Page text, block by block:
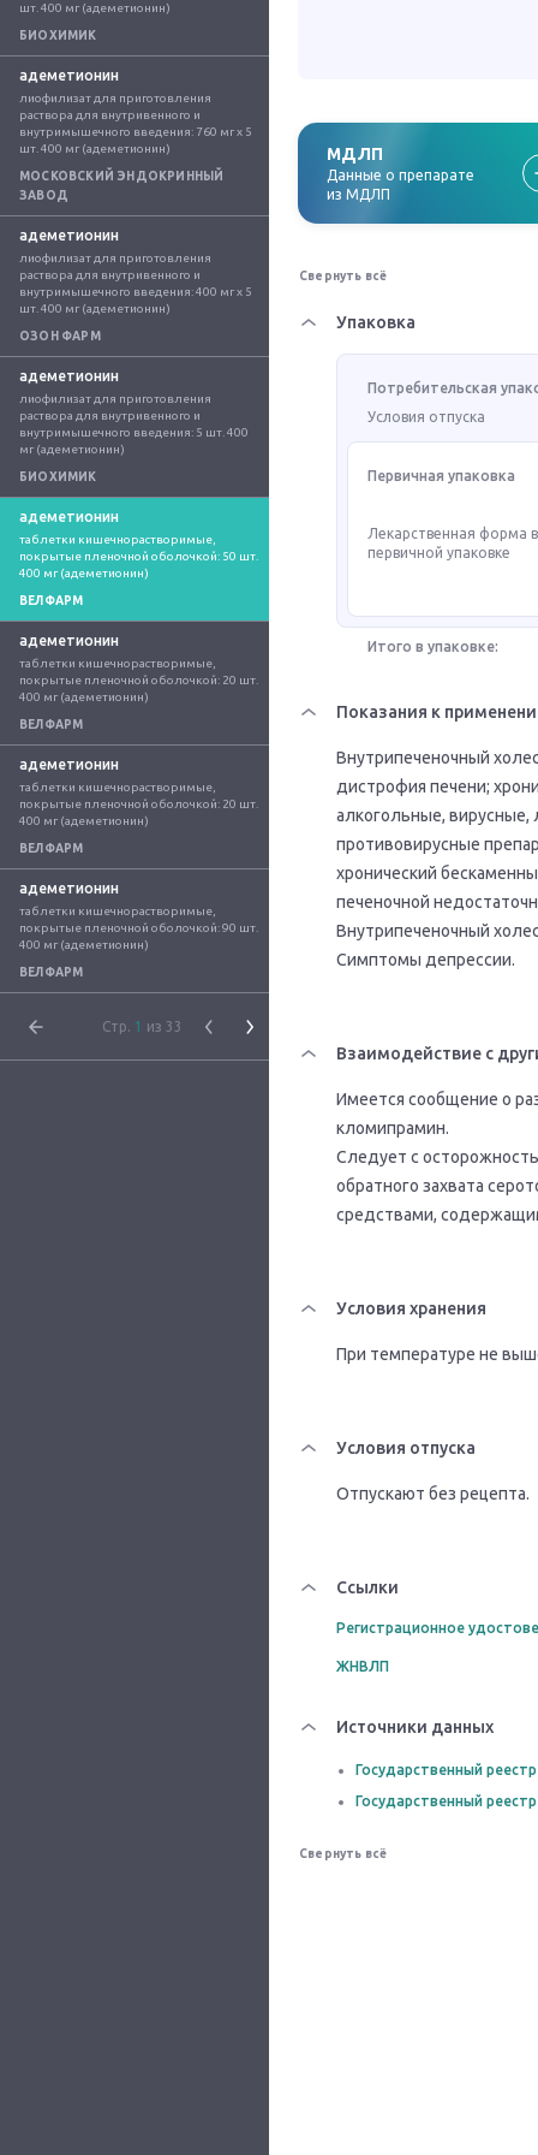
шт. 400 мг (адеметионин)
БИОХИМИК
адеметионин
лиофилизат для приготовления
раствора для внутривенного и
внутримышечного введения: 760 мг x 5
шт. 400 мг (адеметионин)
МОСКОВСКИЙ ЭНДОКРИННЫЙ
ЗАВОД
адеметионин
лиофилизат для приготовления
раствора для внутривенного и
внутримышечного введения: 400 мг x 5
шт. 400 мг (адеметионин)
ОЗОН ФАРМ
адеметионин
лиофилизат для приготовления
раствора для внутривенного и
внутримышечного введения: 5 шт. 400
мг (адеметионин)
БИОХИМИК
адеметионин
таблетки кишечнорастворимые,
покрытые пленочной оболочкой: 50 шт.
400 мг (адеметионин)
ВЕЛФАРМ
адеметионин
таблетки кишечнорастворимые,
покрытые пленочной оболочкой: 20 шт.
400 мг (адеметионин)
ВЕЛФАРМ
адеметионин
таблетки кишечнорастворимые,
покрытые пленочной оболочкой: 20 шт.
400 мг (адеметионин)
ВЕЛФАРМ
адеметионин
таблетки кишечнорастворимые,
покрытые пленочной оболочкой: 90 шт.
400 мг (адеметионин)
ВЕЛФАРМ
Стр. 1 из 33
МДЛП
Данные о препарате
из МДЛП
Свернуть всё
Упаковка
Потребительская
Условия отпуска
Первичная упаковка
Лекарственная форма
первичной упаковке
Итого в упаковке:
Показания к
Внутрипеченочный
дистрофия печени;
алкогольные, вирусные,
противовирусные
хронический
печеночной
Внутрипеченочный
Симптомы депрессии.
Взаимодействие с
Имеется сообщение о
кломипрамин.
Следует с
обратного захвата
средствами,
Условия хранения
При температуре не
Условия отпуска
Отпускают без рецепта.
Ссылки
Регистрационное
ЖНВЛП
Источники данных
Государственный
Государственный
Свернуть всё